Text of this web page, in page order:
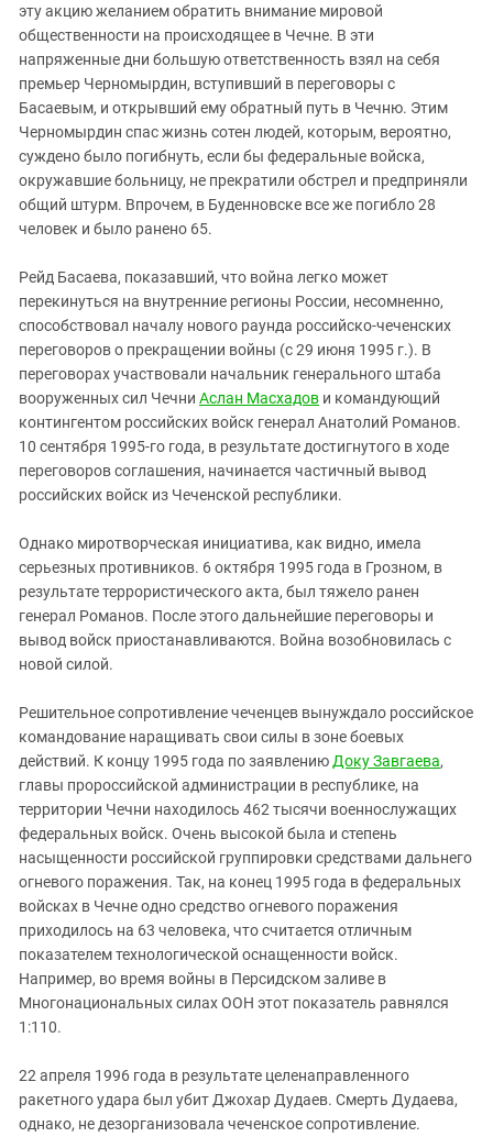
эту акцию желанием обратить внимание мировой
общественности на происходящее в Чечне. В эти
напряженные дни большую ответственность взял на себя
премьер Черномырдин, вступивший в переговоры с
Басаевым, и открывший ему обратный путь в Чечню. Этим
Черномырдин спас жизнь сотен людей, которым, вероятно,
суждено было погибнуть, если бы федеральные войска,
окружавшие больницу, не прекратили обстрел и предприняли
общий штурм. Впрочем, в Буденновске все же погибло 28
человек и было ранено 65.
Рейд Басаева, показавший, что война легко может
перекинуться на внутренние регионы России, несомненно,
способствовал началу нового раунда российско-чеченских
переговоров о прекращении войны (с 29 июня 1995 г.). В
переговорах участвовали начальник генерального штаба
вооруженных сил Чечни Аслан Масхадов и командующий
контингентом российских войск генерал Анатолий Романов.
10 сентября 1995-го года, в результате достигнутого в ходе
переговоров соглашения, начинается частичный вывод
российских войск из Чеченской республики.
Однако миротворческая инициатива, как видно, имела
серьезных противников. 6 октября 1995 года в Грозном, в
результате террористического акта, был тяжело ранен
генерал Романов. После этого дальнейшие переговоры и
вывод войск приостанавливаются. Война возобновилась с
новой силой.
Решительное сопротивление чеченцев вынуждало российское
командование наращивать свои силы в зоне боевых
действий. К концу 1995 года по заявлению Доку Завгаева,
главы пророссийской администрации в республике, на
территории Чечни находилось 462 тысячи военнослужащих
федеральных войск. Очень высокой была и степень
насыщенности российской группировки средствами дальнего
огневого поражения. Так, на конец 1995 года в федеральных
войсках в Чечне одно средство огневого поражения
приходилось на 63 человека, что считается отличным
показателем технологической оснащенности войск.
Например, во время войны в Персидском заливе в
Многонациональных силах ООН этот показатель равнялся
1:110.
22 апреля 1996 года в результате целенаправленного
ракетного удара был убит Джохар Дудаев. Смерть Дудаева,
однако, не дезорганизовала чеченское сопротивление.